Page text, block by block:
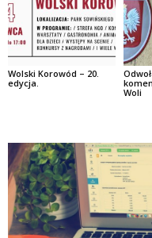
Wolski Korowód – 20.
edycja.
Woli